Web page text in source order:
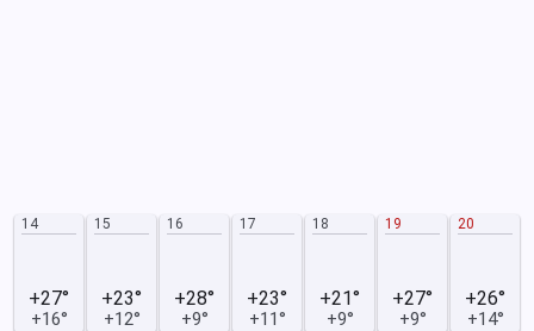
14
+27°
+16°
15
+23°
+12°
16
+28°
+9°
17
+23°
+11°
18
+21°
+9°
19
+27°
+9°
20
+26°
+14°